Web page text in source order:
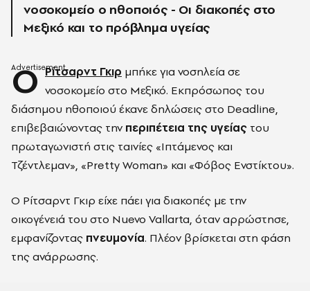
νοσοκομείο ο ηθοποιός - Οι διακοπές στο
Μεξικό και το πρόβλημα υγείας
Ο Ρίτσαρντ Γκιρ μπήκε για νοσηλεία σε
νοσοκομείο στο Μεξικό. Εκπρόσωπος του
διάσημου ηθοποιού έκανε δηλώσεις στο Deadline,
επιβεβαιώνοντας την περιπέτεια της υγείας του
πρωταγωνιστή στις ταινίες «Ιπτάμενος και
Τζέντλεμαν», «Pretty Woman» και «Φόβος Ενστίκτου».
Ο Ρίτσαρντ Γκιρ είχε πάει για διακοπές με την
οικογένειά του στο Nuevo Vallarta, όταν αρρώστησε,
εμφανίζοντας πνευμονία. Πλέον βρίσκεται στη φάση
της ανάρρωσης.